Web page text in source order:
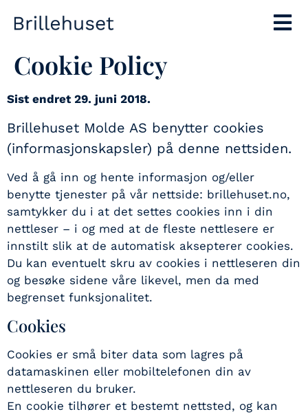
Cookie Policy
Sist endret 29. juni 2018.
Brillehuset Molde AS benytter cookies
(informasjonskapsler) på denne nettsiden.
Ved å gå inn og hente informasjon og/eller
benytte tjenester på vår nettside: brillehuset.no,
samtykker du i at det settes cookies inn i din
nettleser – i og med at de fleste nettlesere er
innstilt slik at de automatisk aksepterer cookies.
Du kan eventuelt skru av cookies i nettleseren din
og besøke sidene våre likevel, men da med
begrenset funksjonalitet.
Cookies
Cookies er små biter data som lagres på
datamaskinen eller mobiltelefonen din av
nettleseren du bruker.
En cookie tilhører et bestemt nettsted, og kan